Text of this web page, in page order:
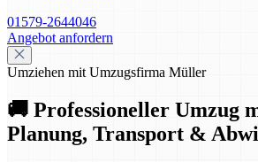
01579-2644046
Angebot anfordern
Umziehen mit Umzugsfirma Müller
🚚 Professioneller Umzug
Planung, Transport &